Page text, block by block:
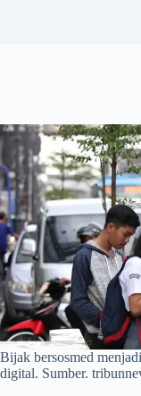
Bijak bersosmed
digital. Sumber.